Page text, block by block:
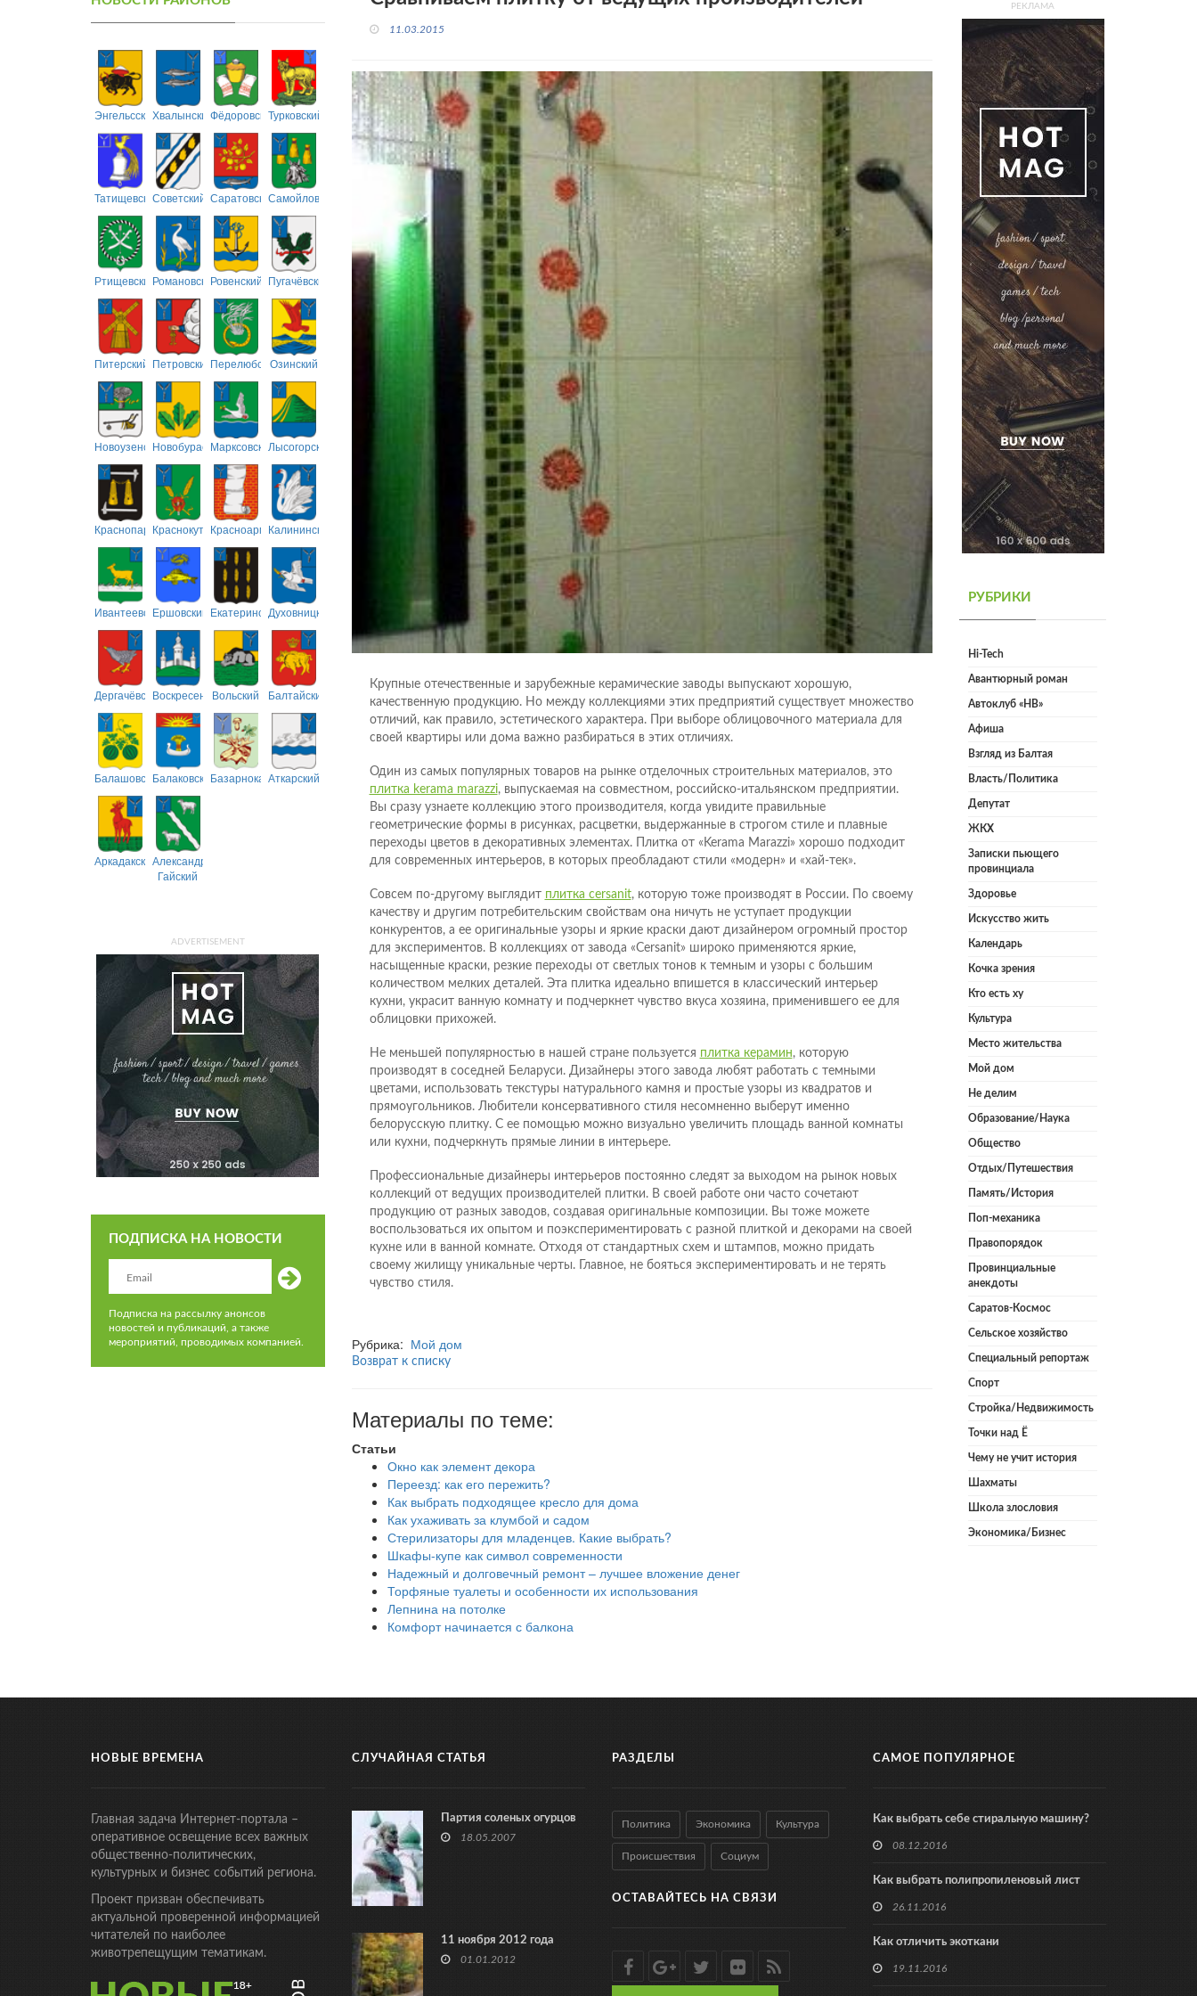
ЭнгельсскийХвалынскийФёдоровскийТурковский
ТатищевскийСоветский СаратовскийСамойловский
РтищевскийРомановскийРовенский Пугачёвский
Питерский ПетровскийПерелюбскийОзинский
НовоузенскийНовобурасскийМарксовскийЛысогорский
Краснопартизанский
КраснокутскийКрасноармейский
Калининский
ИвантеевскийЕршовский ЕкатериновскийДуховницкий
ДергачёвскийВоскресенскийВольский Балтайский
БалашовскийБалаковскийБазарнокарабулакский
Аткарский
АркадакскийАлександрово-
Гайский
ADVERTISEMENT
ПОДПИСКА НА НОВОСТИ
Подписка на рассылку анонсов
новостей и публикаций, а также
мероприятий, проводимых компанией.
11.03.2015
Крупные отечественные и зарубежные керамические заводы выпускают хорошую,
качественную продукцию. Но между коллекциями этих предприятий существует множество
отличий, как правило, эстетического характера. При выборе облицовочного материала для
своей квартиры или дома важно разбираться в этих отличиях.
Один из самых популярных товаров на рынке отделочных строительных материалов, это
плитка kerama marazzi, выпускаемая на совместном, российско-итальянском предприятии.
Вы сразу узнаете коллекцию этого производителя, когда увидите правильные
геометрические формы в рисунках, расцветки, выдержанные в строгом стиле и плавные
переходы цветов в декоративных элементах. Плитка от «Kerama Marazzi» хорошо подходит
для современных интерьеров, в которых преобладают стили «модерн» и «хай-тек».
Совсем по-другому выглядит плитка cersanit, которую тоже производят в России. По своему
качеству и другим потребительским свойствам она ничуть не уступает продукции
конкурентов, а ее оригинальные узоры и яркие краски дают дизайнером огромный простор
для экспериментов. В коллекциях от завода «Cersanit» широко применяются яркие,
насыщенные краски, резкие переходы от светлых тонов к темным и узоры с большим
количеством мелких деталей. Эта плитка идеально впишется в классический интерьер
кухни, украсит ванную комнату и подчеркнет чувство вкуса хозяина, применившего ее для
облицовки прихожей.
Не меньшей популярностью в нашей стране пользуется плитка керамин, которую
производят в соседней Беларуси. Дизайнеры этого завода любят работать с темными
цветами, использовать текстуры натурального камня и простые узоры из квадратов и
прямоугольников. Любители консервативного стиля несомненно выберут именно
белорусскую плитку. С ее помощью можно визуально увеличить площадь ванной комнаты
или кухни, подчеркнуть прямые линии в интерьере.
Профессиональные дизайнеры интерьеров постоянно следят за выходом на рынок новых
коллекций от ведущих производителей плитки. В своей работе они часто сочетают
продукцию от разных заводов, создавая оригинальные композиции. Вы тоже можете
воспользоваться их опытом и поэкспериментировать с разной плиткой и декорами на своей
кухне или в ванной комнате. Отходя от стандартных схем и штампов, можно придать
своему жилищу уникальные черты. Главное, не бояться экспериментировать и не терять
чувство стиля.
Рубрика: Мой дом
Возврат к списку
Материалы по теме:
Статьи
Окно как элемент декора
Переезд: как его пережить?
Как выбрать подходящее кресло для дома
Как ухаживать за клумбой и садом
Стерилизаторы для младенцев. Какие выбрать?
Шкафы-купе как символ современности
Надежный и долговечный ремонт – лучшее вложение денег
Торфяные туалеты и особенности их использования
Лепнина на потолке
Комфорт начинается с балкона
РЕКЛАМА
РУБРИКИ
Hi-Tech
Авантюрный роман
Автоклуб «НВ»
Афиша
Взгляд из Балтая
Власть/Политика
Депутат
ЖКХ
Записки пьющего
провинциала
Здоровье
Искусство жить
Календарь
Кочка зрения
Кто есть ху
Культура
Место жительства
Мой дом
Не делим
Образование/Наука
Общество
Отдых/Путешествия
Память/История
Поп-механика
Правопорядок
Провинциальные
анекдоты
Саратов-Космос
Сельское хозяйство
Специальный репортаж
Спорт
Стройка/Недвижимость
Точки над Ё
Чему не учит история
Шахматы
Школа злословия
Экономика/Бизнес
НОВЫЕ ВРЕМЕНА
Главная задача Интернет-портала –
оперативное освещение всех важных
общественно-политических,
культурных и бизнес событий региона.
Проект призван обеспечивать
актуальной проверенной информацией
читателей по наиболее
животрепещущим тематикам.
СЛУЧАЙНАЯ СТАТЬЯ
Партия соленых огурцов
18.05.2007
11 ноября 2012 года
01.01.2012
РАЗДЕЛЫ
Политика Экономика Культура
Происшествия Социум
ОСТАВАЙТЕСЬ НА СВЯЗИ
САМОЕ ПОПУЛЯРНОЕ
Как выбрать себе стиральную машину?
08.12.2016
Как выбрать полипропиленовый лист
26.11.2016
Как отличить экоткани
19.11.2016